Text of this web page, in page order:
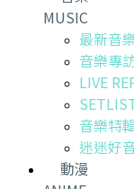
MUSIC
最新音
音樂專
LIVE
音樂特
迷迷好
動漫